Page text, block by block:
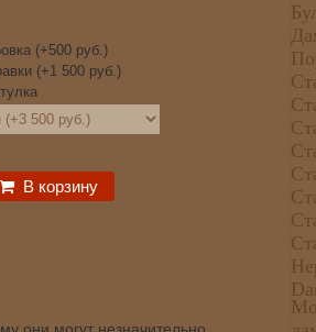
(+500 руб. )
(+1 500 руб. )
В корзину